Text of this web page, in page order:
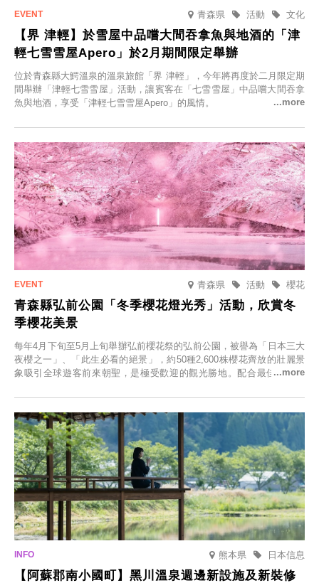
青森県 文化
活動
【界 津輕】於雪屋中品嚐大間吞拿魚與地酒的「津
輕七雪雪屋Apero」於2月期間限定舉辦
位於青森縣大鰐溫泉的溫泉旅館「界 津輕」，今年將再度於二月限定期
間舉辦「津輕七雪雪屋」活動，讓賓客在「七雪雪屋」中品嚐大間吞拿
魚與地酒，享受「津輕七雪雪屋Apero」的風情。
青森県 櫻花
活動
青森縣弘前公園「冬季櫻花燈光秀」活動，欣賞冬
季櫻花美景
每年4月下旬至5月上旬舉辦弘前櫻花祭的弘前公園，被譽為「日本三大
夜櫻之一」、「此生必看的絕景」，約50種2,600株櫻花齊放的壯麗景
象吸引全球遊客前來朝聖，是極受歡迎的觀光勝地。配合最佳觀雪時
「冬季櫻花燈光秀」。
熊本県 日本信息
【阿蘇郡南小國町】黑川溫泉週邊新設施及新裝修